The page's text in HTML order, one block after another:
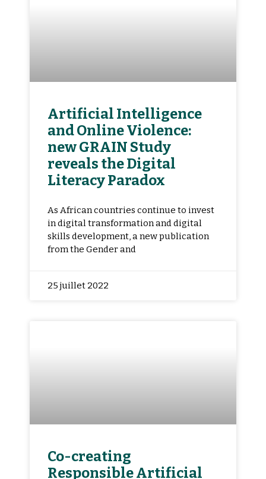
Artificial Intelligence
and Online Violence:
new GRAIN Study
reveals the Digital
Literacy Paradox
As African countries continue to invest
in digital transformation and digital
skills development, a new publication
from the Gender and
25 juillet 2022
Co-creating
Responsible Artificial